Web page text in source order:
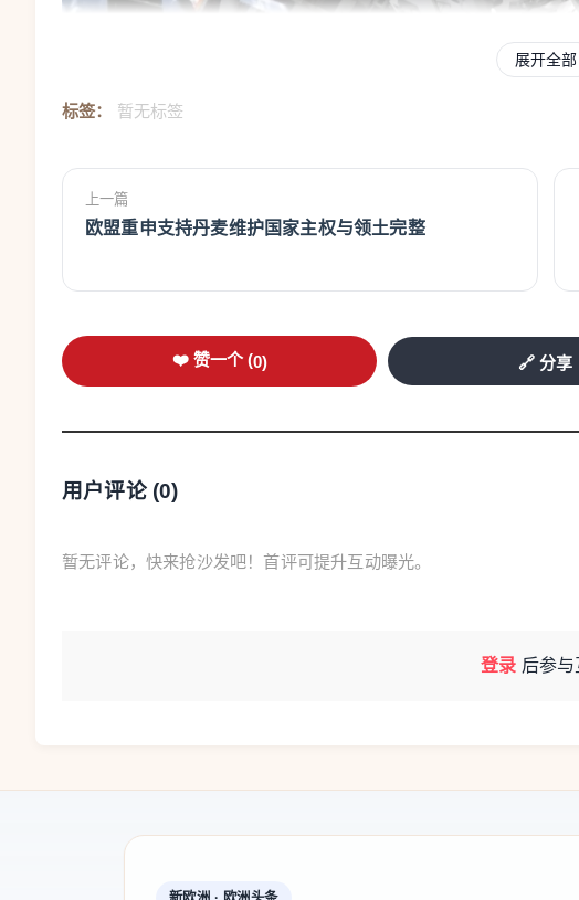
长期以来，欧美国家对空间材料科学相关技术严密封锁，
控制，就这么一个看似简单的问题，科研团队花了整整25
展开全部
标签： 暂无标签
上一篇
欧盟重申支持丹麦维护国家主权与领土完整
❤️ 赞一个 (0) 🔗 分享
用户评论 (0)
暂无评论，快来抢沙发吧！首评可提升互动曝光。
登录 后参